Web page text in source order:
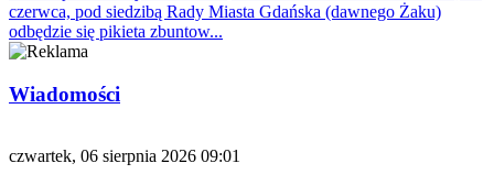
czerwca, pod siedzibą Rady Miasta Gdańska (dawnego Żaku)
odbędzie się pikieta zbuntow...
Wiadomości
czwartek, 06 sierpnia 2026 09:01